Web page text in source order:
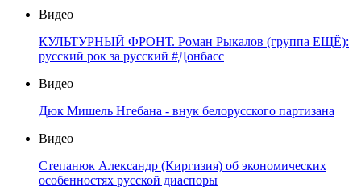
Видео
КУЛЬТУРНЫЙ ФРОНТ. Роман Рыкалов (группа ЕЩЁ):
русский рок за русский #Донбасс
Видео
Дюк Мишель Нгебана - внук белорусского партизана
Видео
Степанюк Александр (Киргизия) об экономических
особенностях русской диаспоры